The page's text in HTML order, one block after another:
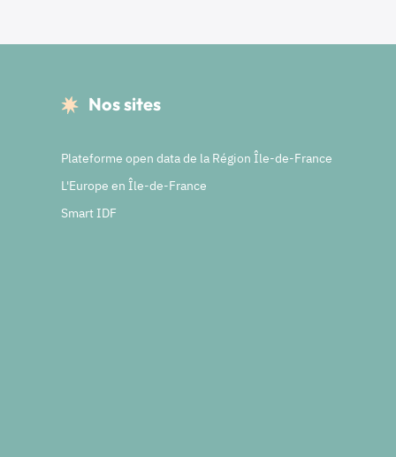
Nos sites
Plateforme open data de la Région Île-de-France
L'Europe en Île-de-France
Smart IDF